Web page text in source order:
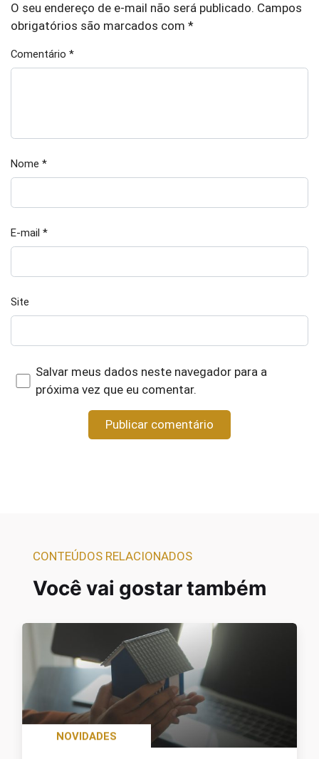
O seu endereço de e-mail não será publicado. Campos
obrigatórios são marcados com *
Comentário *
Nome *
E-mail *
Site
Salvar meus dados neste navegador para a
próxima vez que eu comentar.
CONTEÚDOS RELACIONADOS
Você vai gostar também
NOVIDADES